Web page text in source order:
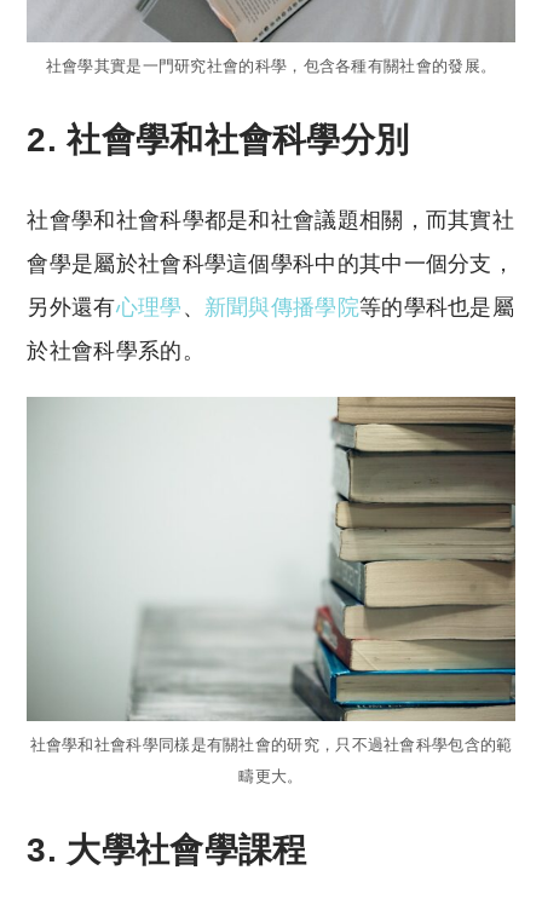
社會學其實是一門研究社會的科學，包含各種有關社會的發展。
2. 社會學和社會科學分別
社會學和社會科學都是和社會議題相關，而其實社
會學是屬於社會科學這個學科中的其中一個分支，
另外還有心理學 、 新聞與傳播學院等的學科也是屬
於社會科學系的。
社會學和社會科學同樣是有關社會的研究，只不過社會科學包含的範
疇更大。
3. 大學社會學課程